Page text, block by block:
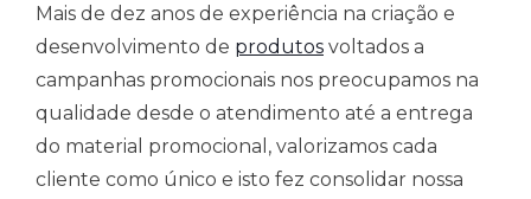
Mais de dez anos de experiência na criação e
desenvolvimento de produtos voltados a
campanhas promocionais nos preocupamos na
qualidade desde o atendimento até a entrega
do material promocional, valorizamos cada
cliente como único e isto fez consolidar nossa